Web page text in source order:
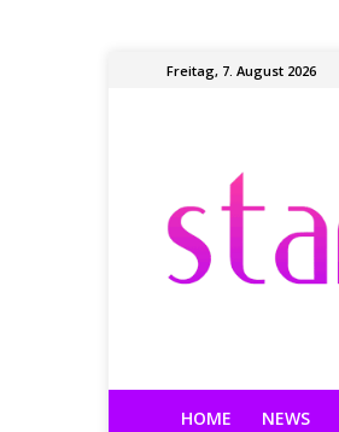
Freitag, 7. August 2026
HOME NEWS